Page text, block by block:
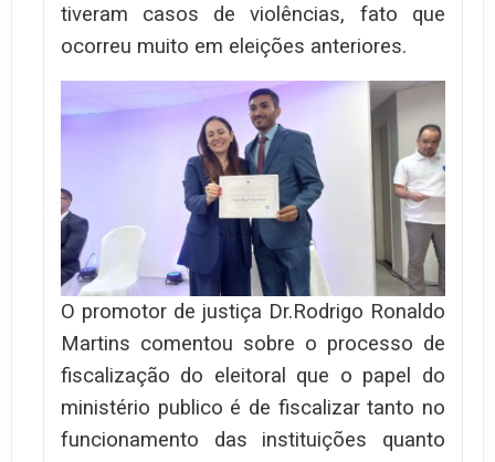
tiveram casos de violências, fato que
ocorreu muito em eleições anteriores.
O promotor de justiça Dr.Rodrigo Ronaldo
Martins comentou sobre o processo de
fiscalização do eleitoral que o papel do
ministério publico é de fiscalizar tanto no
funcionamento das instituições quanto